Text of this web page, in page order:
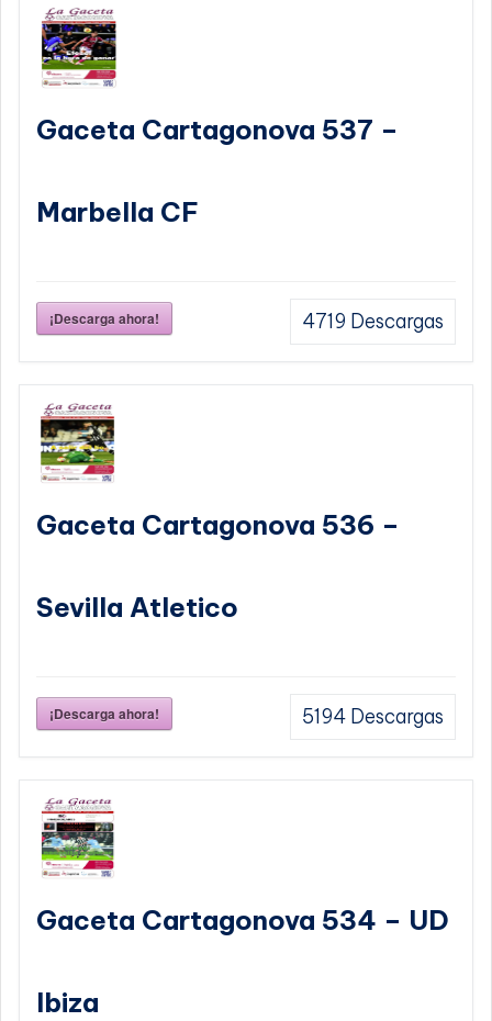
Gaceta Cartagonova 537 –
Marbella CF
¡Descarga ahora! 4719 Descargas
Gaceta Cartagonova 536 –
Sevilla Atletico
¡Descarga ahora! 5194 Descargas
Gaceta Cartagonova 534 – UD
Ibiza